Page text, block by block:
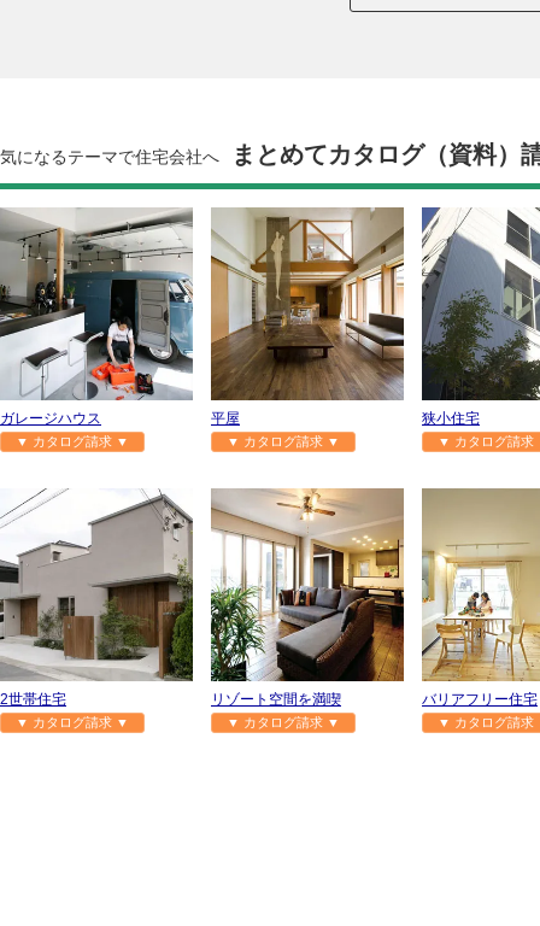
気になるテーマで住宅会社へ まとめてカタログ（資料）
ガレージハウス
▼ カタログ請求 ▼
平屋
▼ カタログ請求 ▼
狭小住宅
▼ カタログ請
2世帯住宅
▼ カタログ請求 ▼
リゾート空間を満喫
▼ カタログ請求 ▼
バリアフリー住宅
▼ カタログ請